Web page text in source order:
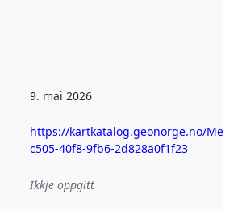
om
9. mai 2026
https://kartkatalog.geonorge.no/
c505-40f8-9fb6-2d828a0f1f23
Ikkje oppgitt